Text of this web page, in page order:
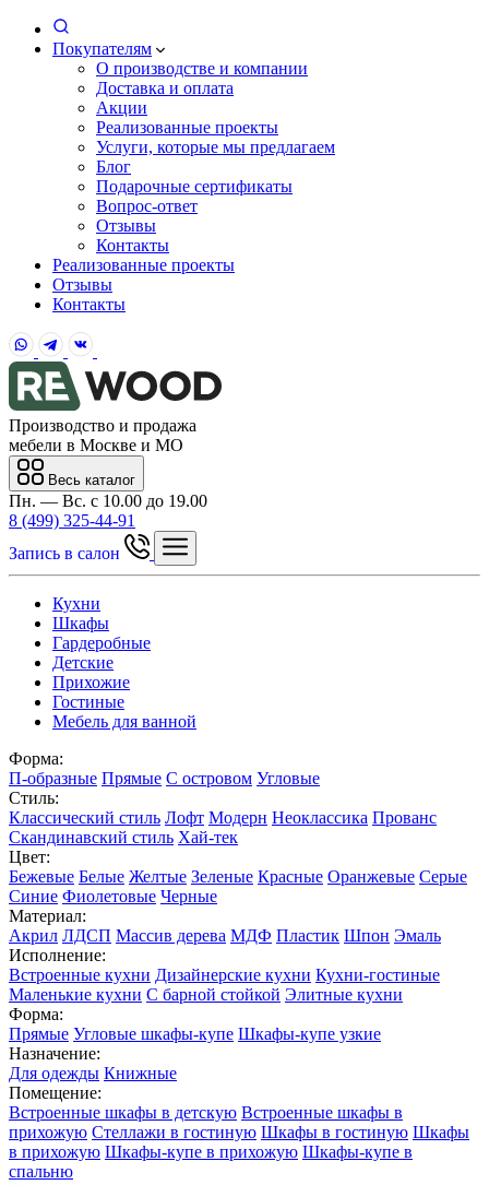
Покупателям
О производстве и компании
Доставка и оплата
Акции
Реализованные проекты
Услуги, которые мы предлагаем
Блог
Подарочные сертификаты
Вопрос-ответ
Отзывы
Контакты
Реализованные проекты
Отзывы
Контакты
Производство и продажа
мебели в Москве и МО
Весь каталог
Пн. — Вс. с 10.00 до 19.00
8 (499) 325-44-91
Запись в салон
Кухни
Шкафы
Гардеробные
Детские
Прихожие
Гостиные
Мебель для ванной
Форма:
П-образные Прямые С островом Угловые
Стиль:
Классический стиль Лофт Модерн Неоклассика Прованс
Скандинавский стиль Хай-тек
Цвет:
Бежевые Белые Желтые Зеленые Красные Оранжевые Серые
Синие Фиолетовые Черные
Материал:
Акрил ЛДСП Массив дерева МДФ Пластик Шпон Эмаль
Исполнение:
Встроенные кухни Дизайнерские кухни Кухни-гостиные
Маленькие кухни С барной стойкой Элитные кухни
Форма:
Прямые Угловые шкафы-купе Шкафы-купе узкие
Назначение:
Для одежды Книжные
Помещение:
Встроенные шкафы в детскую Встроенные шкафы в
прихожую Стеллажи в гостиную Шкафы в гостиную Шкафы
в прихожую Шкафы-купе в прихожую Шкафы-купе в
спальню